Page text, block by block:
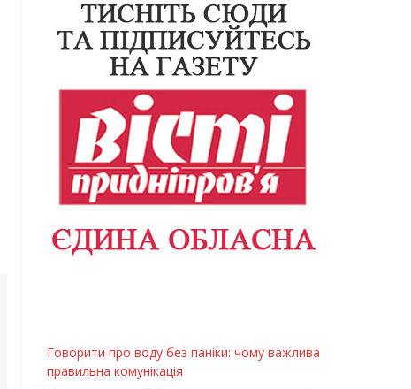
Говорити про воду без паніки: чому важлива
правильна комунікація